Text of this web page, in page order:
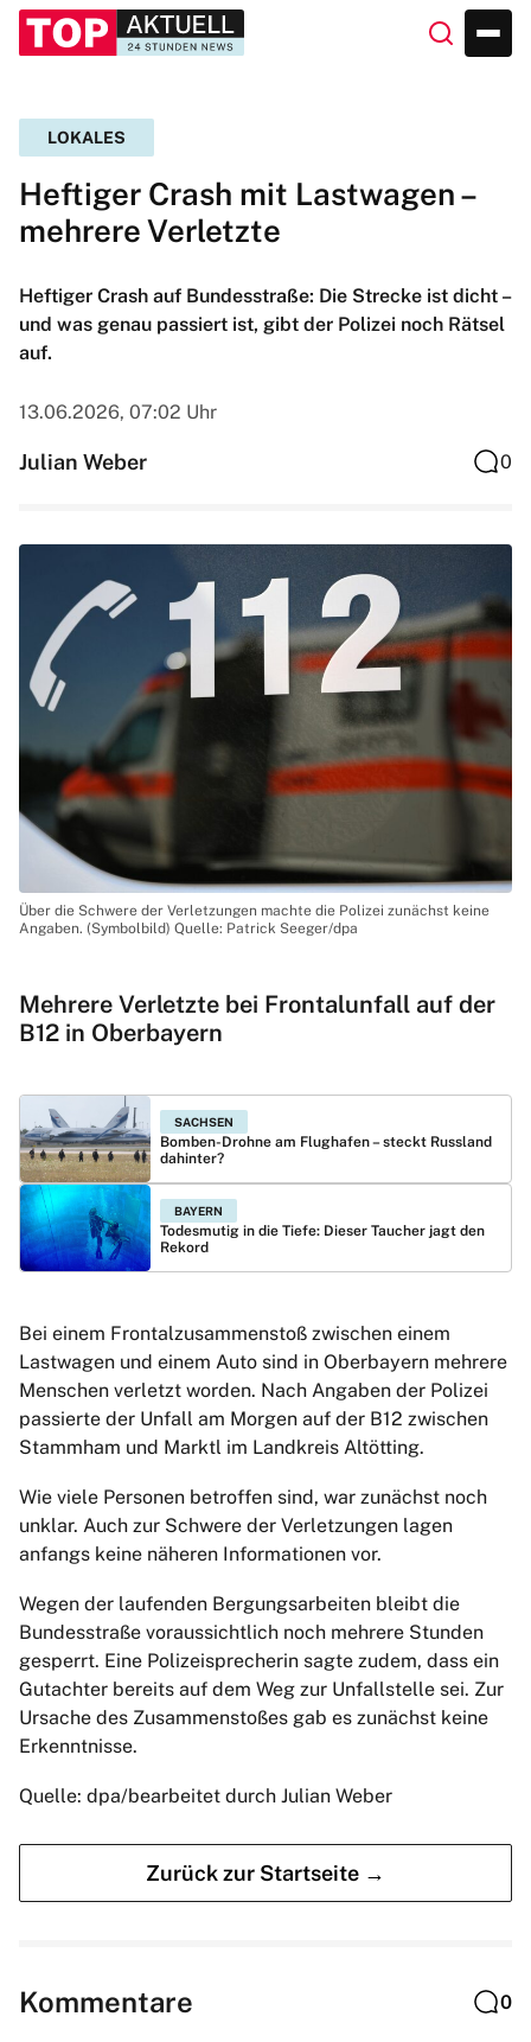
LOKALES
Heftiger Crash mit Lastwagen –
mehrere Verletzte
Heftiger Crash auf Bundesstraße: Die Strecke ist dicht –
und was genau passiert ist, gibt der Polizei noch Rätsel
auf.
13.06.2026, 07:02 Uhr
Julian Weber 0
Über die Schwere der Verletzungen machte die Polizei zunächst keine
Angaben. (Symbolbild) Quelle: Patrick Seeger/dpa
Mehrere Verletzte bei Frontalunfall auf der
B12 in Oberbayern
SACHSEN
Bomben-Drohne am Flughafen – steckt Russland
dahinter?
BAYERN
Todesmutig in die Tiefe: Dieser Taucher jagt den
Rekord
Bei einem Frontalzusammenstoß zwischen einem
Lastwagen und einem Auto sind in Oberbayern mehrere
Menschen verletzt worden. Nach Angaben der Polizei
passierte der Unfall am Morgen auf der B12 zwischen
Stammham und Marktl im Landkreis Altötting.
Wie viele Personen betroffen sind, war zunächst noch
unklar. Auch zur Schwere der Verletzungen lagen
anfangs keine näheren Informationen vor.
Wegen der laufenden Bergungsarbeiten bleibt die
Bundesstraße voraussichtlich noch mehrere Stunden
gesperrt. Eine Polizeisprecherin sagte zudem, dass ein
Gutachter bereits auf dem Weg zur Unfallstelle sei. Zur
Ursache des Zusammenstoßes gab es zunächst keine
Erkenntnisse.
Quelle: dpa/bearbeitet durch Julian Weber
Zurück zur Startseite →
Kommentare 0